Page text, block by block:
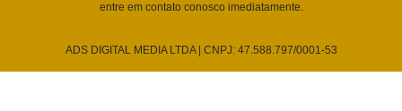
entre em contato conosco imediatamente.
ADS DIGITAL MEDIA LTDA | CNPJ: 47.588.797/0001-53